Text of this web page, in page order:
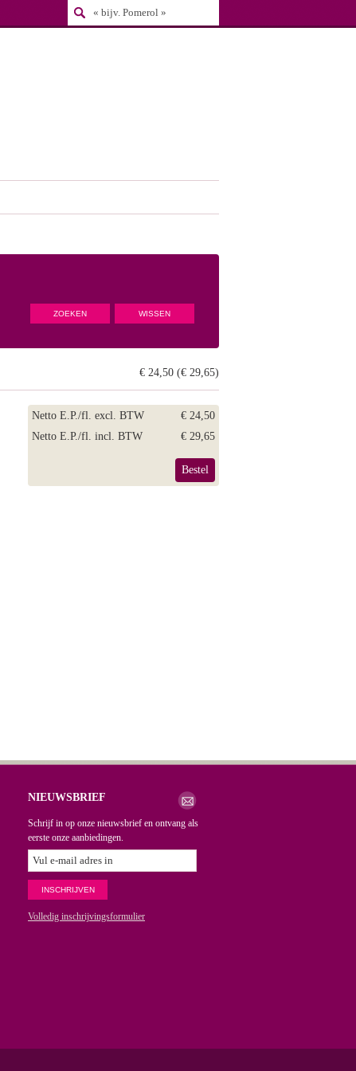
€ 24,50 (€ 29,65)
Netto E.P./fl. excl. BTW
€ 24,50
Netto E.P./fl. incl. BTW
€ 29,65
Bestel
NIEUWSBRIEF
Schrijf in op onze nieuwsbrief en ontvang als
eerste onze aanbiedingen.
Volledig inschrijvingsformulier